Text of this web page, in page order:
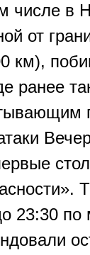
числе в
от
км),
ранее
23:30 по